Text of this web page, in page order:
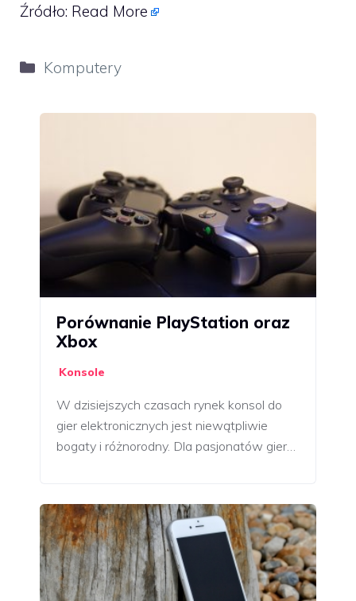
Źródło: Read More
Kategorie
Komputery
Porównanie PlayStation oraz
Xbox
Konsole
W dzisiejszych czasach rynek konsol do
gier elektronicznych jest niewątpliwie
bogaty i różnorodny. Dla pasjonatów gier…